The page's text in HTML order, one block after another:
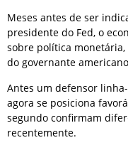
Meses antes de ser
presidente do Fed, o
sobre política
do governante
Antes um defensor
agora se posiciona
segundo confirmam
recentemente.